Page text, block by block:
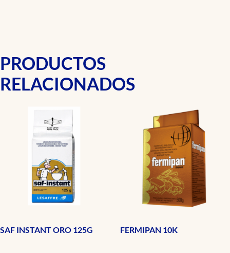
PRODUCTOS
RELACIONADOS
SAF INSTANT ORO 125G FERMIPAN 10K